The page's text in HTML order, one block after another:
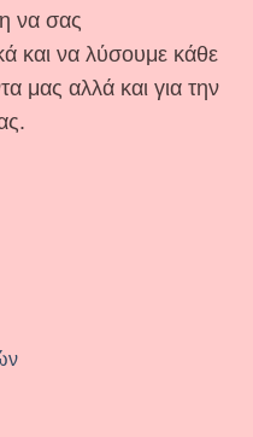
να σας
και να λύσουμε κάθε
μας αλλά και για την